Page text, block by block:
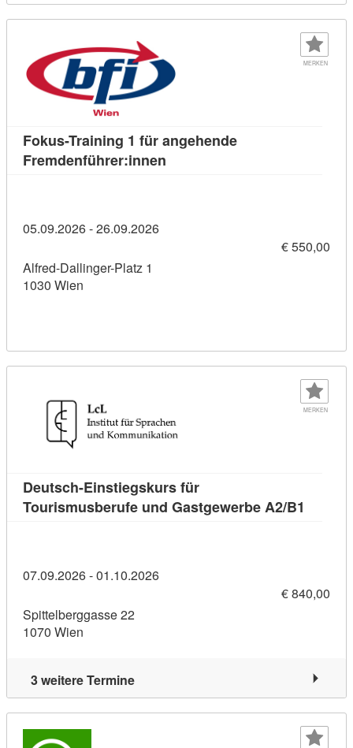
MERKEN
Fokus-Training 1 für angehende
Fremdenführer:innen
05.09.2026 - 26.09.2026
€ 550,00
Alfred-Dallinger-Platz 1
1030 Wien
MERKEN
Deutsch-Einstiegskurs für
Tourismusberufe und Gastgewerbe A2/B1
07.09.2026 - 01.10.2026
€ 840,00
Spittelberggasse 22
1070 Wien
3 weitere Termine